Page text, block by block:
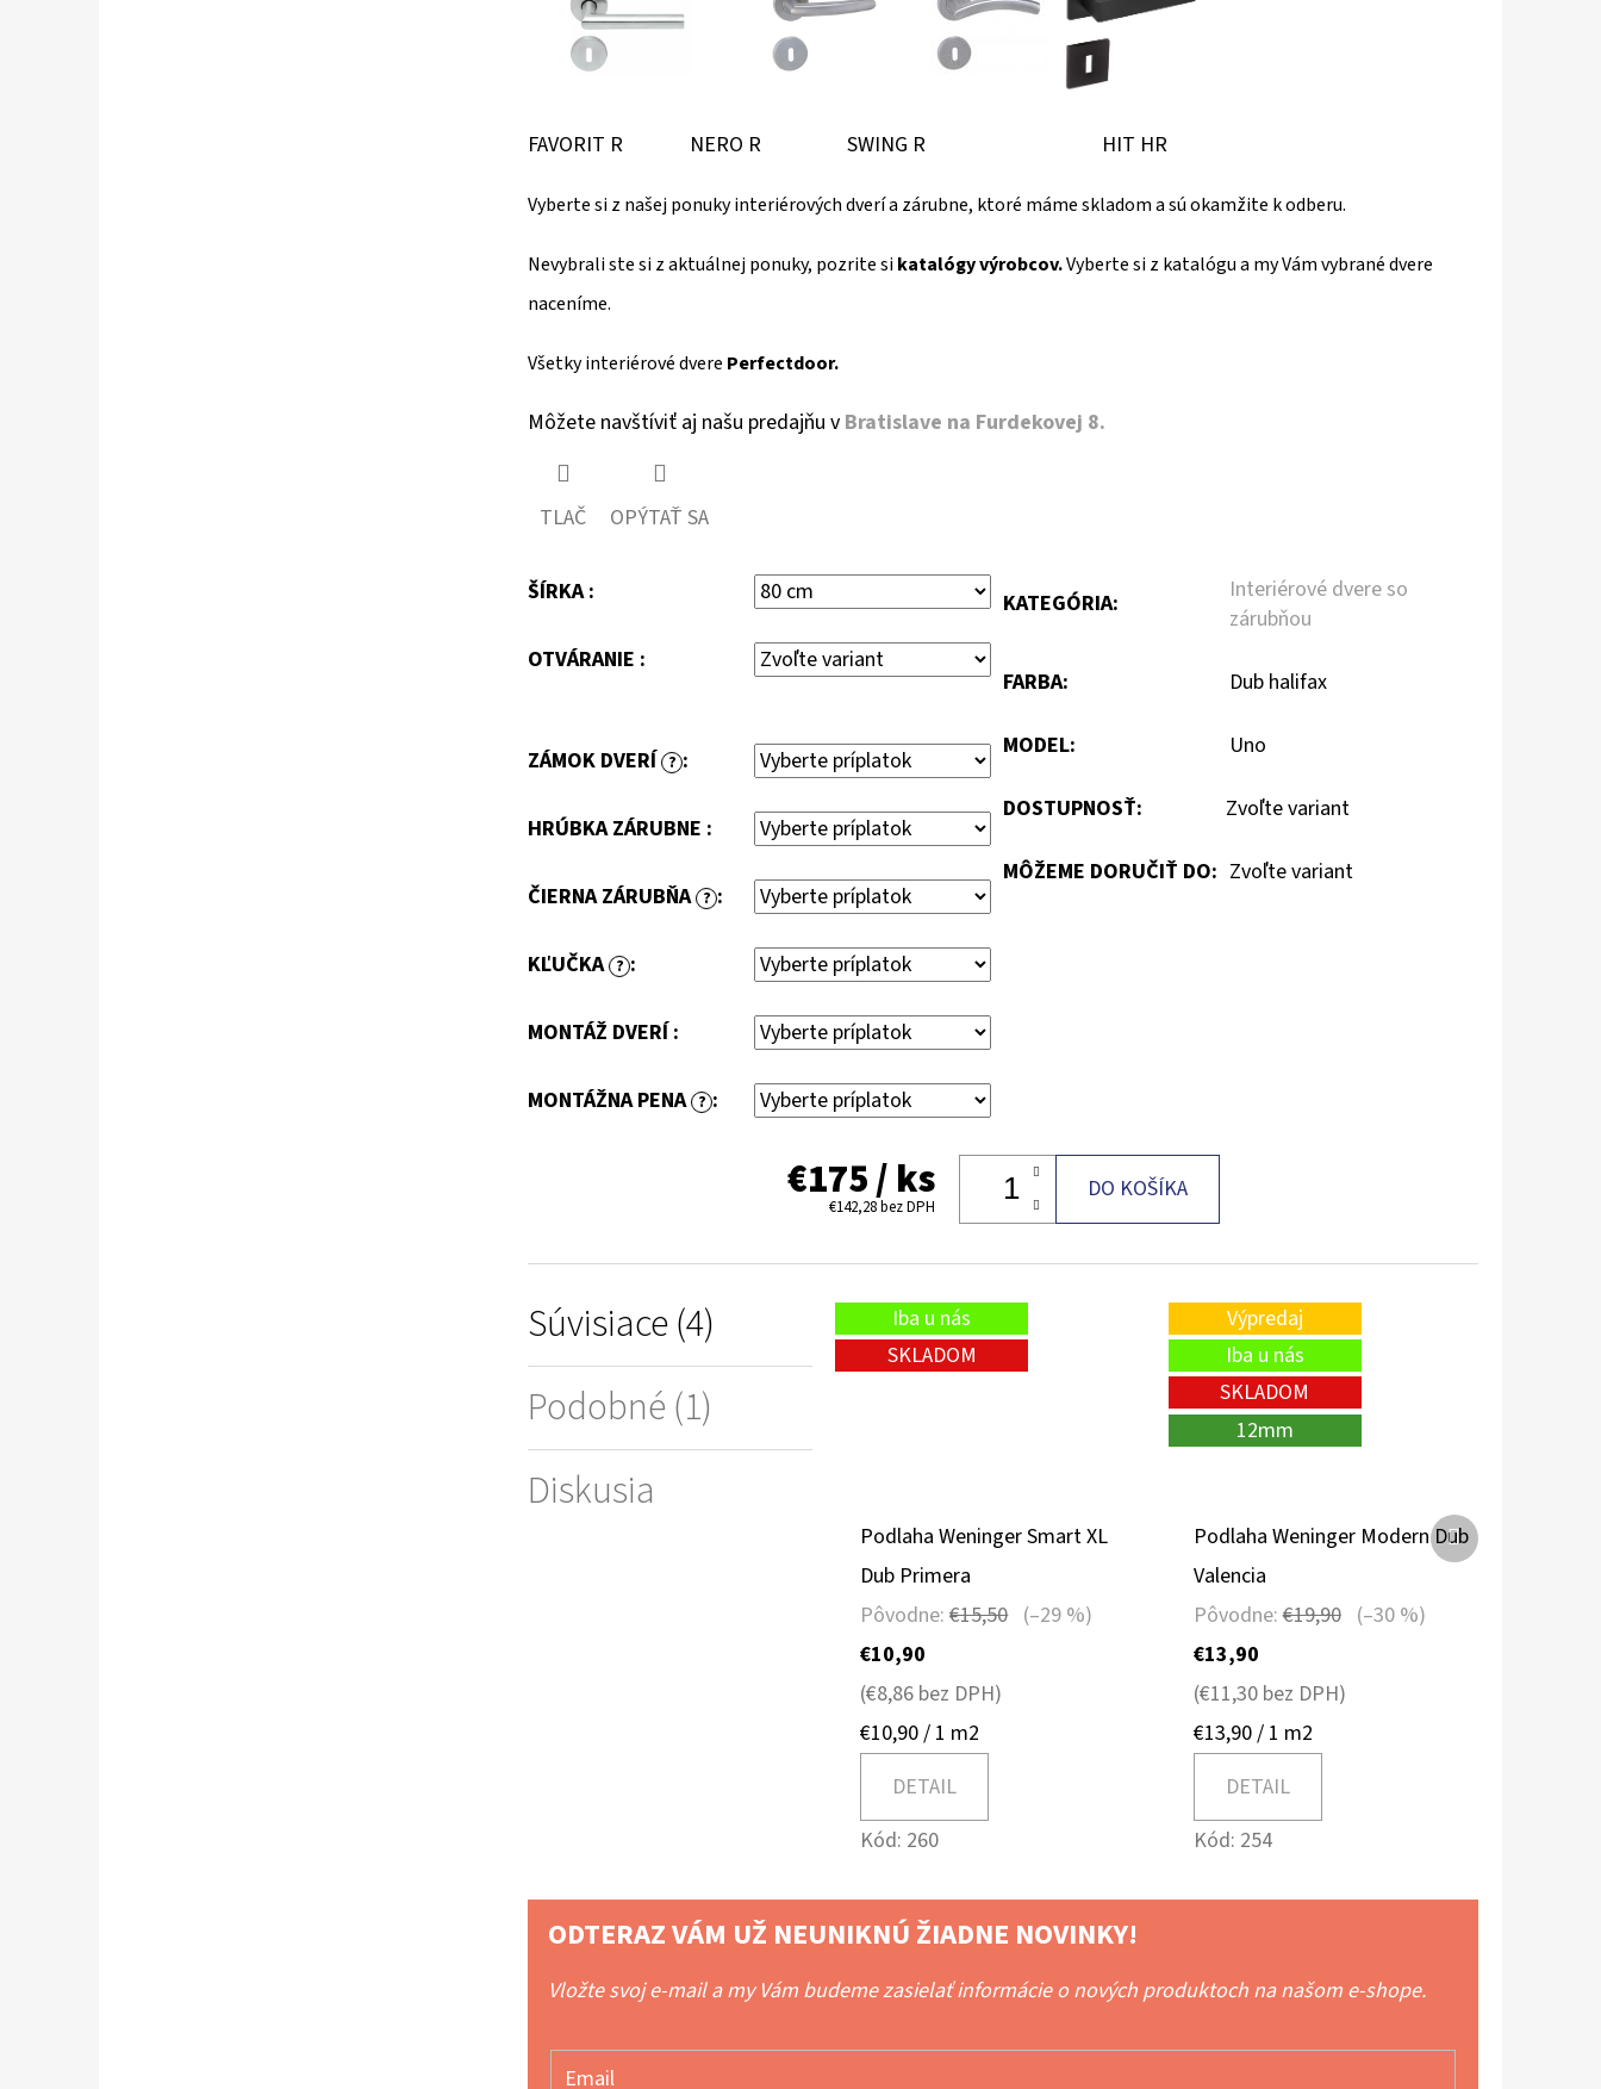
FAVORIT R NERO R SWING R HIT HR
Vyberte si z našej ponuky interiérových dverí a zárubne, ktoré máme skladom a sú okamžite k odberu.
Nevybrali ste si z aktuálnej ponuky, pozrite sikatalógy výrobcov.Vyberte si z katalógu a my Vám vybrané dvere
naceníme.
Všetky interiérové dvere Perfectdoor.
Môžete navštíviť aj našu predajňu v Bratislave na Furdekovej 8.
TLAČ OPÝTAŤ SA
ŠÍRKA :
OTVÁRANIE :
ZÁMOK DVERÍ ? :
HRÚBKA ZÁRUBNE :
ČIERNA ZÁRUBŇA ? :
KĽUČKA ? :
MONTÁŽ DVERÍ :
MONTÁŽNA PENA ? :
KATEGÓRIA:
Interiérové dvere so
zárubňou
FARBA: Dub halifax
MODEL: Uno
DOSTUPNOSŤ: Zvoľte variant
MÔŽEME DORUČIŤ DO: Zvoľte variant
€175/ ks
€142,28bez DPH
DO KOŠÍKA
Súvisiace (4)
Podobné (1)
Diskusia
Iba u nás
SKLADOM
Podlaha Weninger Smart XL
Dub Primera
Pôvodne:€15,50 (–29 %)
€10,90
(€8,86 bez DPH)
Jednotková
cena:
€10,90 / 1 m2
DETAIL
Kód: 260
Výpredaj
Iba u nás
SKLADOM
12mm
Podlaha Weninger Modern Dub
Valencia
Pôvodne:€19,90 (–30 %)
€13,90
(€11,30 bez DPH)
Jednotková
cena:
€13,90 / 1 m2
DETAIL
Kód: 254
Ďalší
ODTERAZ VÁM UŽ NEUNIKNÚ ŽIADNE NOVINKY!
Vložte svoj e-mail a my Vám budeme zasielať informácie o nových produktoch na našom e-shope.
Email